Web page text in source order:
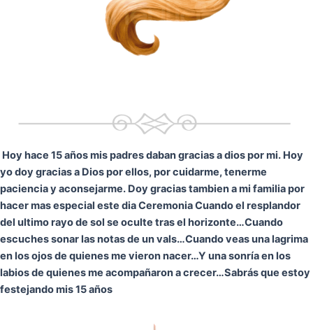
Hoy hace 15 años mis padres daban gracias a dios por mi. Hoy
yo doy gracias a Dios por ellos, por cuidarme, tenerme
paciencia y aconsejarme. Doy gracias tambien a mi familia por
hacer mas especial este dia CeremoniaCuando el resplandor
del ultimo rayo de sol se oculte tras el horizonte…Cuando
escuches sonar las notas de un vals…Cuando veas una lagrima
en los ojos de quienes me vieron nacer…Y una sonría en los
labios de quienes me acompañaron a crecer…Sabrás que estoy
festejando mis 15 años